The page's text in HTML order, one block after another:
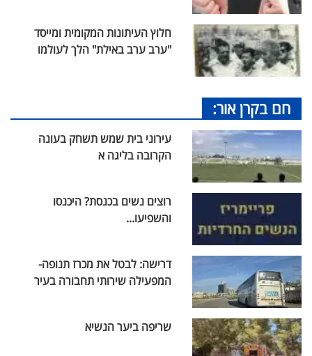
חלוץ העיתונות המקומית ומייסד
"ערב ערב באילת" הלך לעולמו
חם בקרן אור:
עירוני בית שמש תשחק בעונה
הקרובה בליגה א
רוצים נשים בכנסת? היכנסו
והשפיעו...
דרישה: לבטל את מכרז תנופה-
המפעילה שירותי תחבורה בעיר
שריפה ביער הנשיא